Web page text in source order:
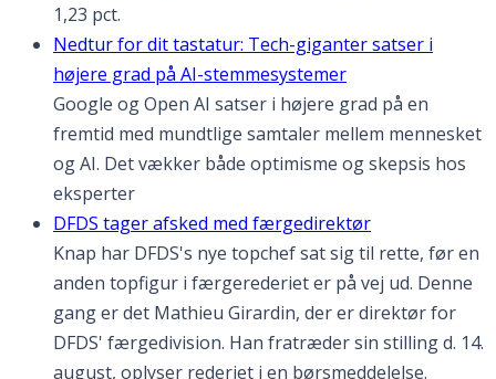
1,23 pct.
Nedtur for dit tastatur: Tech-giganter satser i
højere grad på AI-stemmesystemer
Google og Open AI satser i højere grad på en
fremtid med mundtlige samtaler mellem mennesket
og AI. Det vækker både optimisme og skepsis hos
eksperter
DFDS tager afsked med færgedirektør
Knap har DFDS's nye topchef sat sig til rette, før en
anden topfigur i færgerederiet er på vej ud. Denne
gang er det Mathieu Girardin, der er direktør for
DFDS' færgedivision. Han fratræder sin stilling d. 14.
august, oplyser rederiet i en børsmeddelelse.